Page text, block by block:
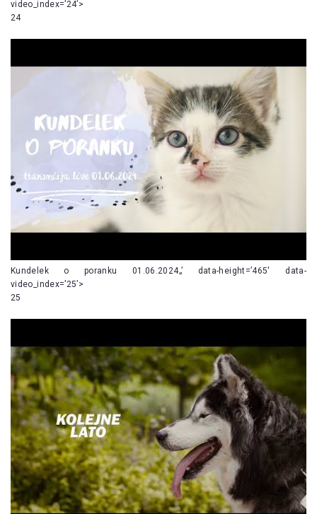
video_index=’24’>
24
Kundelek o poranku 01.06.2024„’ data-height=’465′ data-
video_index=’25’>
25